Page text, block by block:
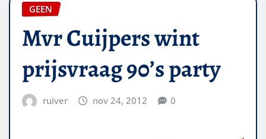
GEEN
Mvr Cuijpers wint
prijsvraag 90’s party
ruiver nov 24, 2012 0